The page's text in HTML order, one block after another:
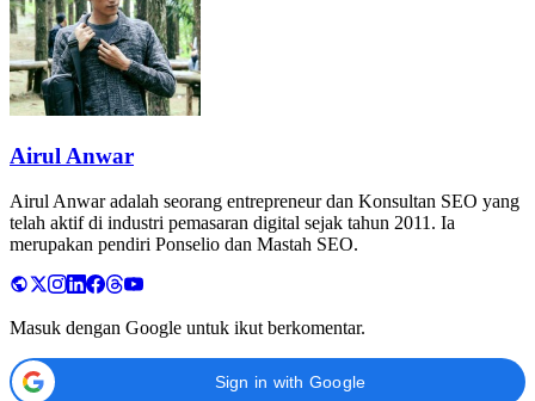
Airul Anwar
Airul Anwar adalah seorang entrepreneur dan Konsultan SEO yang
telah aktif di industri pemasaran digital sejak tahun 2011. Ia
merupakan pendiri Ponselio dan Mastah SEO.
Masuk dengan Google untuk ikut berkomentar.
Sign in with Google